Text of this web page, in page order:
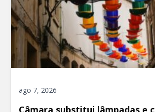
ago 7, 2026
Câmara substitui lâmpadas e